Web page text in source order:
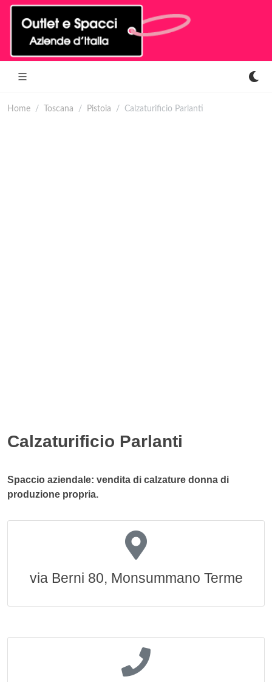
Home Toscana Pistoia Calzaturificio Parlanti
Calzaturificio Parlanti
Spaccio aziendale: vendita di calzature donna di
produzione propria.
via Berni 80, Monsummano Terme